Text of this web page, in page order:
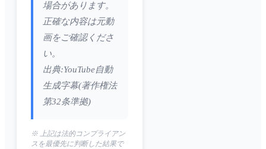
場合があります。
正確な内容は元動
画をご確認くださ
い。
出典:YouTube自動
生成字幕(著作権法
第32条準拠)
※ 上記は法的コンプライアン
スを最優先に判断した結果で